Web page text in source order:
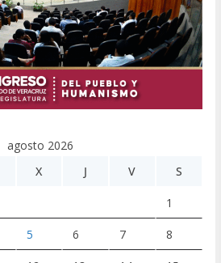
agosto 2026
X J V S
1
5 6 7 8